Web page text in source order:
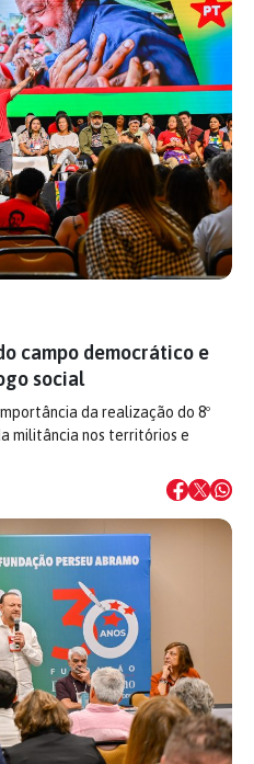
campo democrático e
social
da realização do 8º
militância nos territórios e